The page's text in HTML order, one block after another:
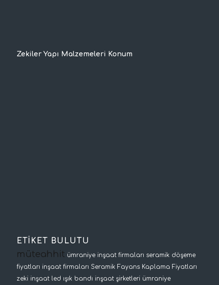
Zekiler Yapı Malzemeleri Konum
ETİKET BULUTU
müteahhit ümraniye inşaat firmaları seramik döşeme
fiyatları inşaat firmaları Seramik Fayans Kaplama Fiyatları
zeki inşaat led ışık bandı inşaat şirketleri ümraniye